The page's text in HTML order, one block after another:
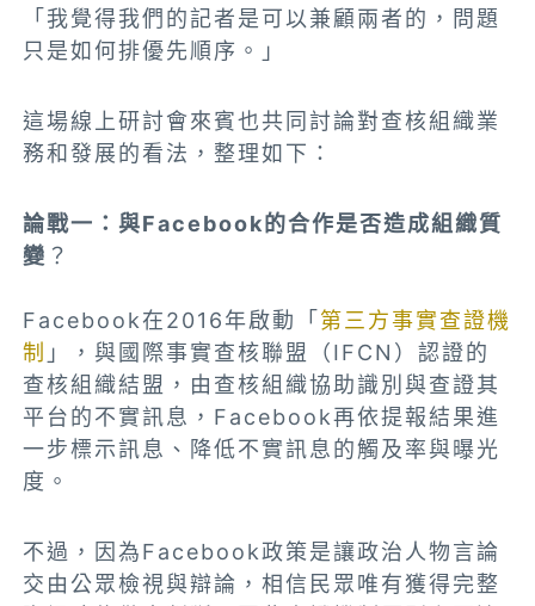
「我覺得我們的記者是可以兼顧兩者的，問題
只是如何排優先順序。」
這場線上研討會來賓也共同討論對查核組織業
務和發展的看法，整理如下：
論戰一：與Facebook的合作是否造成組織質
變 ？
Facebook在2016年啟動「第三方事實查證機
制 」，與國際事實查核聯盟（IFCN）認證的
查核組織結盟，由查核組織協助識別與查證其
平台的不實訊息，Facebook再依提報結果進
一步標示訊息、降低不實訊息的觸及率與曝光
度。
不過，因為Facebook政策是讓政治人物言論
交由公眾檢視與辯論，相信民眾唯有獲得完整